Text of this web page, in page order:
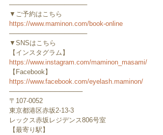
─────────────────
▼ご予約はこちら
https://www.maminon.com/book-online
─────────────────
▼SNSはこちら
【インスタグラム】
https://www.instagram.com/maminon_masami/
【Facebook】
https://www.facebook.com/eyelash.maminon/
────────────────
〒107-0052
東京都港区赤坂2-13-3
レックス赤坂レジデンス806号室
【最寄り駅】